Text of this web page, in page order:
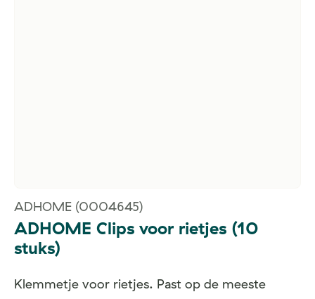
ADHOME (0004645)
ADHOME Clips voor rietjes (10
stuks)
Klemmetje voor rietjes. Past op de meeste